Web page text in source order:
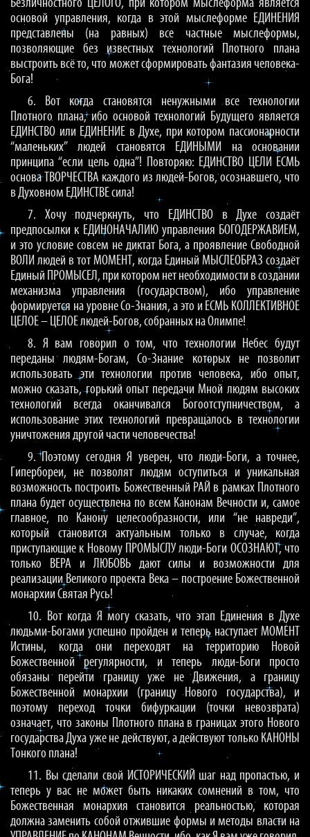
Безличностного ЦЕЛОГО, при котором мыслеформа является
основой управления, когда в этой мыслеформе ЕДИНЕНИЯ
представлены (на равных) все частные мыслеформы,
позволяющие без известных технологий Плотного плана
выстроить всё то, что может сформировать фантазия человека-
Бога!
6. Вот когда становятся ненужными все технологии
Плотного плана, ибо основой технологий Будущего является
ЕДИНСТВО или ЕДИНЕНИЕ в Духе, при котором пассионарности
“маленьких” людей становятся ЕДИНЫМИ на основании
принципа “если цель одна”! Повторяю: ЕДИНСТВО ЦЕЛИ ЕСМЬ
основа ТВОРЧЕСТВА каждого из людей-Богов, осознавшего, что
в Духовном ЕДИНСТВЕ сила!
7. Хочу подчеркнуть, что ЕДИНСТВО в Духе создаёт
предпосылки к ЕДИНОНАЧАЛИЮ управления БОГОДЕРЖАВИЕМ,
и это условие совсем не диктат Бога, а проявление Свободной
ВОЛИ людей в тот МОМЕНТ, когда Единый МЫСЛЕОБРАЗ создаёт
Единый ПРОМЫСЕЛ, при котором нет необходимости в создании
механизма управления (государством), ибо управление
формируется на уровне Со-Знания, а это и ЕСМЬ КОЛЛЕКТИВНОЕ
ЦЕЛОЕ – ЦЕЛОЕ людей-Богов, собранных на Олимпе!
8. Я вам говорил о том, что технологии Небес будут
переданы людям-Богам, Со-Знание которых не позволит
использовать эти технологии против человека, ибо опыт,
можно сказать, горький опыт передачи Мной людям высоких
технологий всегда оканчивался Богоотступничеством, а
использование этих технологий превращалось в технологии
уничтожения другой части человечества!
9. Поэтому сегодня Я уверен, что люди-Боги, а точнее,
Гипербореи, не позволят людям оступиться и уникальная
возможность построить Божественный РАЙ в рамках Плотного
плана будет осуществлена по всем Канонам Вечности и, самое
главное, по Канону целесообразности, или “не навреди”,
который становится актуальным только в случае, когда
приступающие к Новому ПРОМЫСЛУ люди-Боги ОСОЗНАЮТ, что
только ВЕРА и ЛЮБОВЬ дают силы и возможности для
реализации Великого проекта Века – построение Божественной
монархии Святая Русь!
10. Вот когда Я могу сказать, что этап Единения в Духе
людьми-Богами успешно пройден и теперь наступает МОМЕНТ
Истины, когда они переходят на территорию Новой
Божественной регулярности, и теперь люди-Боги просто
обязаны перейти границу уже не Движения, а границу
Божественной монархии (границу Нового государства), и
поэтому переход точки бифуркации (точки невозврата)
означает, что законы Плотного плана в границах этого Нового
государства Духа уже не действуют, а действуют только КАНОНЫ
Тонкого плана!
11. Вы сделали свой ИСТОРИЧЕСКИЙ шаг над пропастью, и
теперь у вас не может быть никаких сомнений в том, что
Божественная монархия становится реальностью, которая
должна заменить собой отжившие формы и методы власти на